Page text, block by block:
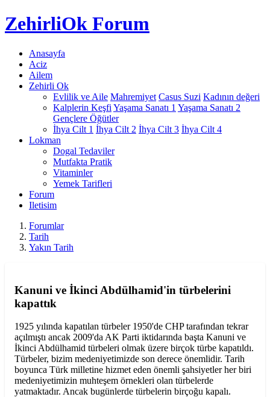
ZehirliOk Forum
Anasayfa
Aciz
Ailem
Zehirli Ok
Evlilik ve Aile Mahremiyet Casus Suzi Kadının değeri
Kalplerin Keşfi Yaşama Sanatı 1 Yaşama Sanatı 2
Gençlere Öğütler
İhya Cilt 1 İhya Cilt 2 İhya Cilt 3 İhya Cilt 4
Lokman
Dogal Tedaviler
Mutfakta Pratik
Vitaminler
Yemek Tarifleri
Forum
Iletisim
Forumlar
Tarih
Yakın Tarih
Kanuni ve İkinci Abdülhamid'in türbelerini
kapattık
1925 yılında kapatılan türbeler 1950'de CHP tarafından tekrar
açılmıştı ancak 2009'da AK Parti iktidarında başta Kanuni ve
İkinci Abdülhamid türbeleri olmak üzere birçok türbe kapatıldı.
Türbeler, bizim medeniyetimizde son derece önemlidir. Tarih
boyunca Türk milletine hizmet eden önemli şahsiyetler her biri
medeniyetimizin muhteşem örnekleri olan türbelerde
yatmaktadır. Ancak bugünlerde türbelerin birçoğu kapalı.